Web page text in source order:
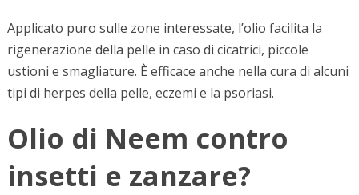
Applicato puro sulle zone interessate, l’olio facilita la
rigenerazione della pelle in caso di cicatrici, piccole
ustioni e smagliature. È efficace anche nella cura di alcuni
tipi di herpes della pelle, eczemi e la psoriasi.
Olio di Neem contro
insetti e zanzare?